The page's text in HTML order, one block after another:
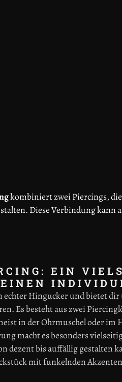
kombiniert zwei Piercings,
Diese Verbindung kann
EIN
echter Hingucker und bietet
Es besteht aus zwei
in der Ohrmuschel oder im
macht es besonders
dezent bis auffällig gestalten
mit funkelnden